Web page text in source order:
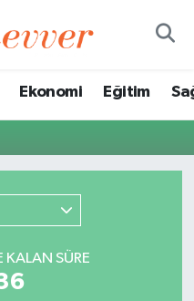
Ekonomi Eğitim
SÜRE
ve Fikstür